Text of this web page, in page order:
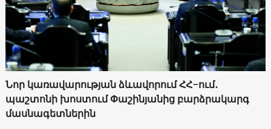
Նոր կառավարության ձևավորում ՀՀ-ում․
պաշտոնի խոստում Փաշինյանից բարձրակարգ
մասնագետներին